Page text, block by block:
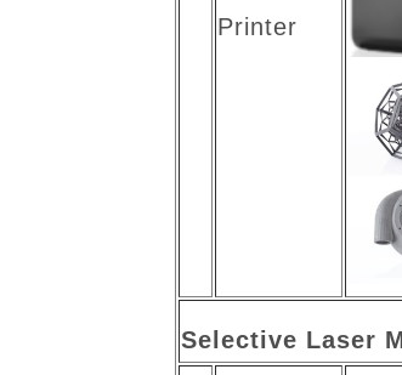
Printer
Selective Laser